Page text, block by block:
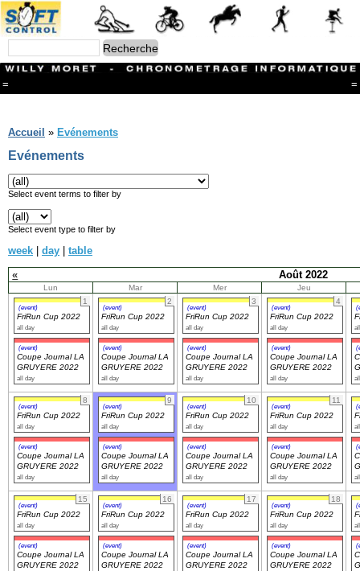
= =
Branches
CONTACT
Ski ALPIN
Triathlon
Ski Nordique
Courses à pieds
Athlétisme
Slalom In-Line
Caisse à savon
Coupe "Journal La Gruyère"
Hippisme
Marche
Archives
Navigation
recherche
site map
messages récents
Ouverture de session
Nom d'utilisateur:
Mot de passe:
Accueil » Evénements
Evénements
Select event terms to filter by
Select event type to filter by
week | day | table
«
Août 2022
Lun Mar Mer
Jeu
1
(event)
FriRun Cup 2022
all day
(event)
Coupe Journal LA
GRUYERE 2022
all day
2
(event)
FriRun Cup 2022
all day
(event)
Coupe Journal LA
GRUYERE 2022
all day
3
(event)
FriRun Cup 2022
all day
(event)
Coupe Journal LA
GRUYERE 2022
all day
4
(event)
FriRun Cup 2022
all day
(event)
Coupe Journal LA
GRUYERE 2022
all day
8
(event)
FriRun Cup 2022
all day
(event)
Coupe Journal LA
GRUYERE 2022
all day
9
(event)
FriRun Cup 2022
all day
(event)
Coupe Journal LA
GRUYERE 2022
all day
10
(event)
FriRun Cup 2022
all day
(event)
Coupe Journal LA
GRUYERE 2022
all day
11
(event)
FriRun Cup 2022
all day
(event)
Coupe Journal LA
GRUYERE 2022
all day
15
(event)
FriRun Cup 2022
all day
(event)
Coupe Journal LA
GRUYERE 2022
16
(event)
FriRun Cup 2022
all day
(event)
Coupe Journal LA
GRUYERE 2022
17
(event)
FriRun Cup 2022
all day
(event)
Coupe Journal LA
GRUYERE 2022
18
(event)
FriRun Cup 2022
all day
(event)
Coupe Journal LA
GRUYERE 2022